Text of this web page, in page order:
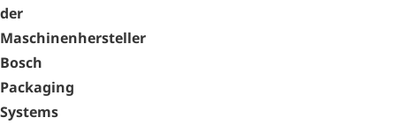
der
Maschinenhersteller
Bosch
Packaging
Systems